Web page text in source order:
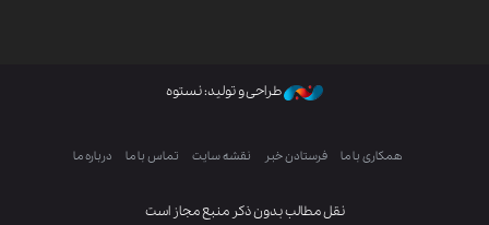
نقل مطالب بدون ذکر منبع مجاز است
طراحی و تولید: نستوه
همکاری با ما فرستادن خبر نقشه سایت تماس با ما درباره ما